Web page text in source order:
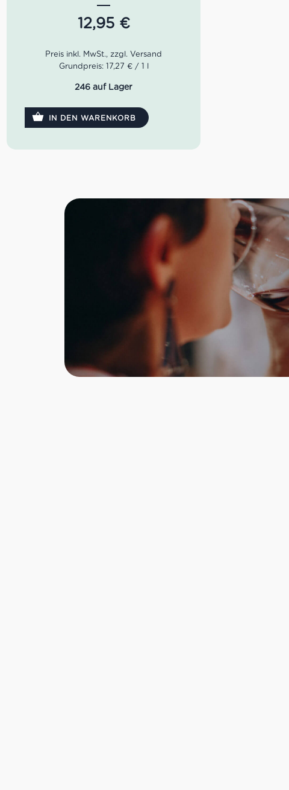
Merlot und Refosco vinifiziert, zeigt er
reife rote Früchte, eine feine Würze und
einen weichen, harmonischen Körper.
dem Piave-Tal, die Aperitif, leichte Küche
und bewusste Genussmomente
12,95 €
Grundpreis: 17,27 € / 1 l
246 auf Lager
IN DEN WARENKORB